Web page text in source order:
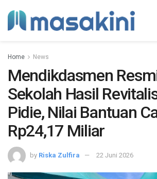
Home News
Mendikdasmen
Sekolah Hasil
Pidie, Nilai Bantuan
Rp24,17 Miliar
by Riska Zulfira 22 Juni 2026